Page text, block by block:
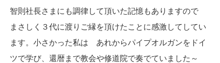
智則社長さまにも調律して頂いた記憶もありますので
まさしく３代に渡りご縁を頂けたことに感激してしてい
ます。小さかった私は あれからパイプオルガンをドイ
ツで学び、還暦まで教会や修道院で奏でていました～